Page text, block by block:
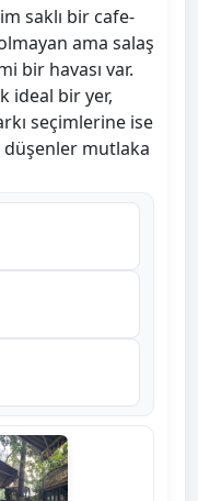
saklı bir cafe-
ama salaş
bir havası var.
ideal bir yer,
seçimlerine ise
düşenler mutlaka